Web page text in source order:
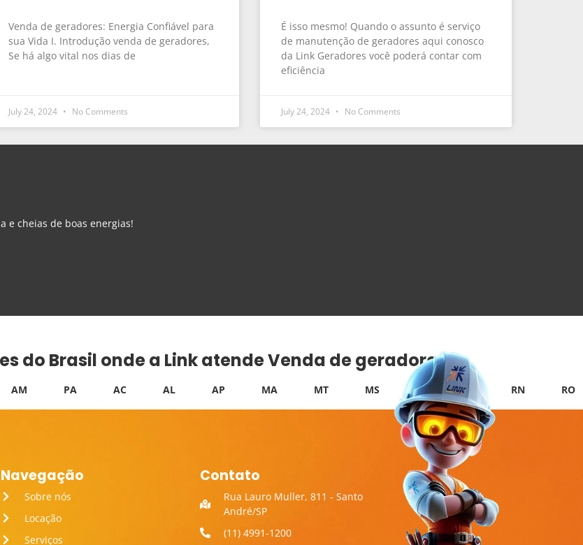
Venda de geradores: Energia Confiável para
sua Vida I. Introdução venda de geradores,
Se há algo vital nos dias de
July 24, 2024 No Comments
É isso mesmo! Quando o assunto é serviço
de manutenção de geradores aqui conosco
da Link Geradores você poderá contar com
eficiência
July 24, 2024 No Comments
e cheias de boas energias!
do Brasil onde a Link atende Venda de geradores:
AM PA AC AL AP MA MT MS PB PI RN RO
Navegação
Sobre nós
Locação
Serviços
Contato
Rua Lauro Muller, 811 - Santo
André/SP
(11) 4991-1200